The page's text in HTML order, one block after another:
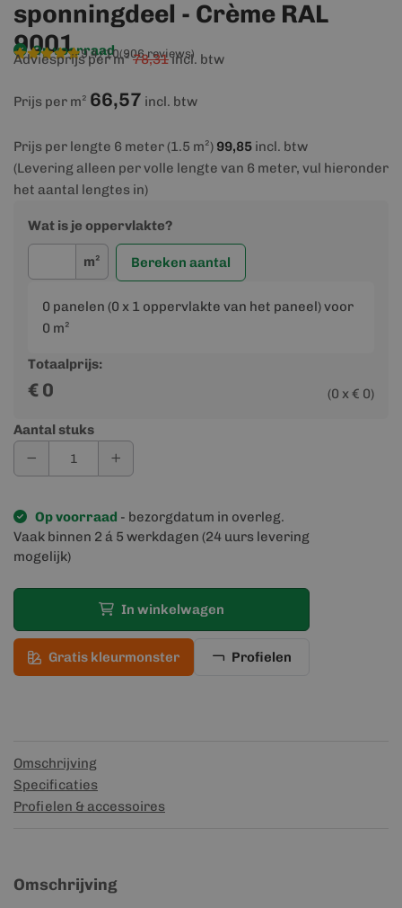
sponningdeel - Crème RAL
9001
Op voorraad
9,4/10(906 reviews)
Adviesprijs per m²78,31incl. btw
Prijs per m² 66,57 incl. btw
Prijs per lengte 6 meter (1.5 m²) 99,85 incl. btw
(Levering alleen per volle lengte van 6 meter, vul hieronder
het aantal lengtes in)
Wat is je oppervlakte?
m² Bereken aantal
0 panelen (0 x 1 oppervlakte van het paneel) voor
0 m²
Totaalprijs:
€ 0 (0 x € 0)
Aantal stuks
Op voorraad - bezorgdatum in overleg.
Vaak binnen 2 á 5 werkdagen (24 uurs levering
mogelijk)
In winkelwagen
Gratis kleurmonster Profielen
Omschrijving
Specificaties
Profielen & accessoires
Omschrijving